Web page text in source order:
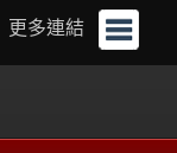
更多連結